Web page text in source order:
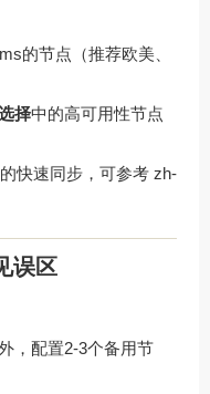
的节点（推荐欧美、
择中的高可用性节点
快速同步，可参考 zh-
误区
，配置2-3个备用节